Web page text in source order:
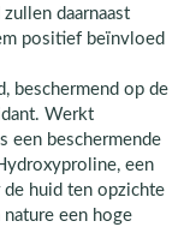
daarnaast
positief beïnvloed
beschermend op de
Werkt
een beschermende
een
huid ten opzichte
een hoge